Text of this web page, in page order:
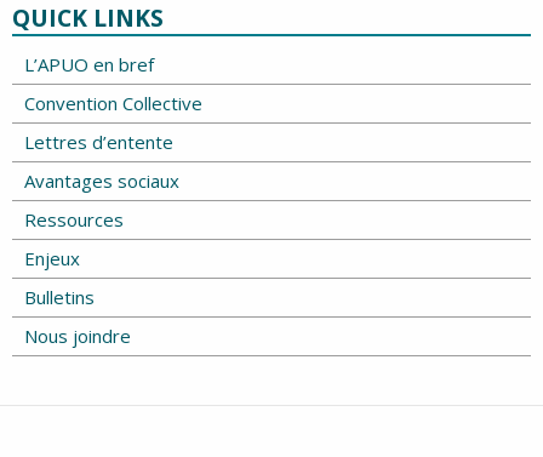
QUICK LINKS
L’APUO en bref
Convention Collective
Lettres d’entente
Avantages sociaux
Ressources
Enjeux
Bulletins
Nous joindre